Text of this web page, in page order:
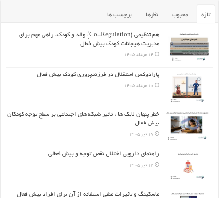
تازه محبوب نظرها برچسب ها
هم تنظیمی (Co-Regulation) والد و کودک، راهی مهم برای
مدیریت هیجانات کودک بیش فعال
14 مرداد 1405
پارادوکس استقلال در فرزندپروری کودک بیش فعال
10 مرداد 1405
خطر پنهان لایک ها : تاثیر شبکه های اجتماعی بر سطح توجه کودکان
بیش فعال
17 تیر 1405
راهنمای دارویی اختلال نقص توجه و بیش فعالی
13 تیر 1405
ماسکینگ و تاثیرات منفی استفاده از آن برای افراد بیش فعال